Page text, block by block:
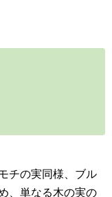
チの実同様、ブル
、単なる木の実の